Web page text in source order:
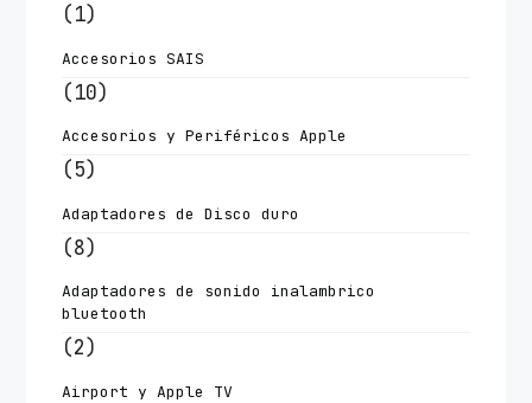
(1)
Accesorios SAIS
(10)
Accesorios y Periféricos Apple
(5)
Adaptadores de Disco duro
(8)
Adaptadores de sonido inalambrico
bluetooth
(2)
Airport y Apple TV